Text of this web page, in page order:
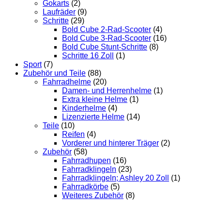
Gokarts (2)
Laufräder (9)
Schritte (29)
Bold Cube 2-Rad-Scooter (4)
Bold Cube 3-Rad-Scooter (16)
Bold Cube Stunt-Schritte (8)
Schritte 16 Zoll
(1)
Sport (7)
Zubehör und Teile (88)
Fahrradhelme (20)
Damen- und Herrenhelme (1)
Extra kleine Helme (1)
Kinderhelme (4)
Lizenzierte Helme (14)
Teile (10)
Reifen (4)
Vorderer und hinterer Träger (2)
Zubehör (58)
Fahrradhupen (16)
Fahrradklingeln (23)
Fahrradklingeln; Ashley 20 Zoll
(1)
Fahrradkörbe (5)
Weiteres Zubehör (8)